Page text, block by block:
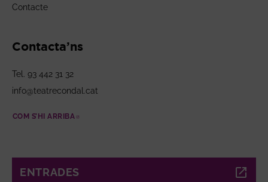
Contacte
Contacta’ns
Tel. 93 442 31 32
info@teatrecondal.cat
COM S’HI ARRIBA
ENTRADES